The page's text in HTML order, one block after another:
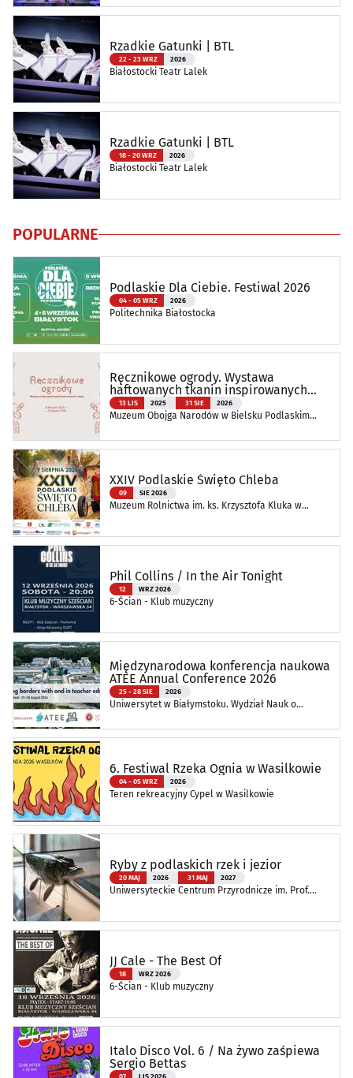
Rzadkie Gatunki | BTL
22 - 23 WRZ 2026
Białostocki Teatr Lalek
Rzadkie Gatunki | BTL
18 - 20 WRZ 2026
Białostocki Teatr Lalek
POPULARNE
Podlaskie Dla Ciebie. Festiwal 2026
04 - 05 WRZ 2026
Politechnika Białostocka
Ręcznikowe ogrody. Wystawa
haftowanych tkanin inspirowanych
naturą
13 LIS 2025 31 SIE 2026
Muzeum Obojga Narodów w Bielsku Podlaskim
XXIV Podlaskie Święto Chleba
09 SIE 2026
Muzeum Rolnictwa im. ks. Krzysztofa Kluka w
Phil Collins / In the Air Tonight
12 WRZ 2026
6-Ścian - Klub muzyczny
Międzynarodowa konferencja naukowa
ATEE Annual Conference 2026
25 - 28 SIE 2026
Uniwersytet w Białymstoku. Wydział Nauk o
6. Festiwal Rzeka Ognia w Wasilkowie
04 - 05 WRZ 2026
Teren rekreacyjny Cypel w Wasilkowie
Ryby z podlaskich rzek i jezior
20 MAJ 2026 31 MAJ 2027
Uniwersyteckie Centrum Przyrodnicze im. Prof.
JJ Cale - The Best Of
18 WRZ 2026
6-Ścian - Klub muzyczny
Italo Disco Vol. 6 / Na żywo zaśpiewa
Sergio Bettas
07 LIS 2026